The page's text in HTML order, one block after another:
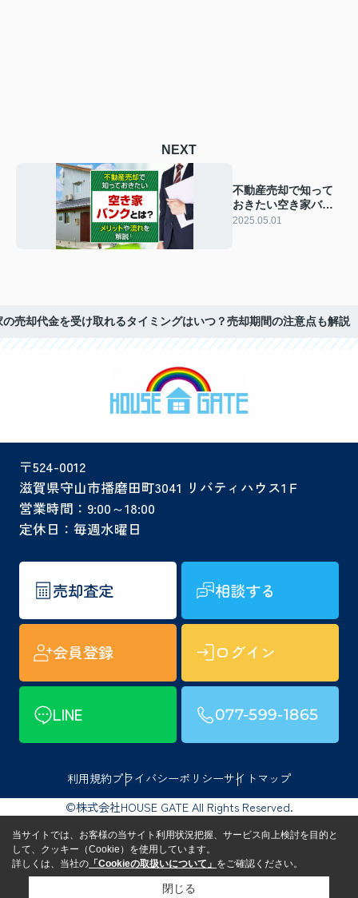
NEXT
不動産売却で知って
おきたい空き家バン
クとは？メリットや
2025.05.01
の売却代金を受け取れるタイミングはいつ？売却期間の注意点も解説
〒524-0012
滋賀県守山市播磨田町3041 リバティハウス1Ｆ
営業時間：9:00～18:00
定休日：毎週水曜日
売却査定 相談する
会員登録 ログイン
LINE 077-599-1865
利用規約プライバシーポリシーサイトマップ
©株式会社HOUSE GATE All Rights Reserved.
当サイトでは、お客様の当サイト利用状況把握、サービス向上検討を目的と
して、クッキー（Cookie）を使用しています。
詳しくは、当社の 「Cookieの取扱いについて」 をご確認ください。
閉じる